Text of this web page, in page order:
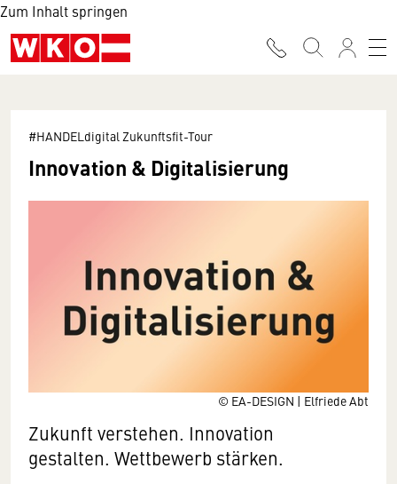
Zum Inhalt springen
© EA-DESIGN | Elfriede Abt
#HANDELdigital Zukunftsfit-Tour
Innovation & Digitalisierung
Zukunft verstehen. Innovation
gestalten. Wettbewerb stärken.